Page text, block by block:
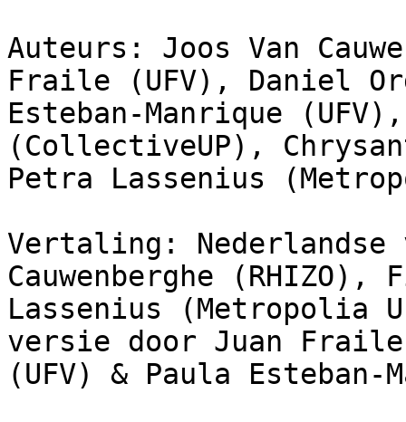
Auteurs: Joos Van
Fraile (UFV), Daniel
Esteban-Manrique
(CollectiveUP),
Petra Lassenius
Vertaling: Nederlandse
Cauwenberghe
Lassenius (Metropolia
versie door Juan Fraile
(UFV) & Paula Esteban-